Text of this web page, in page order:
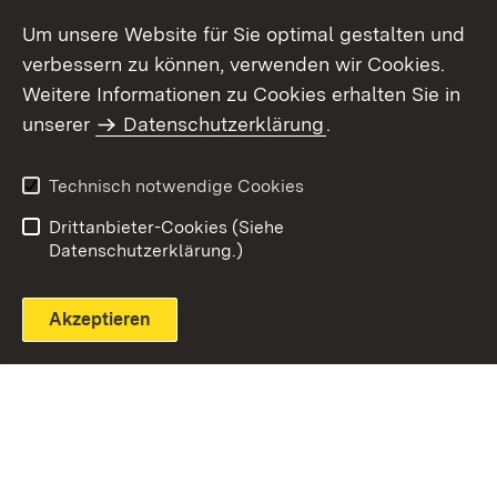
Themenübersicht
Um unsere Website für Sie optimal gestalten und
verbessern zu können, verwenden wir Cookies.
Weitere Informationen zu Cookies erhalten Sie in
unserer
Datenschutzerklärung.
Technisch notwendige Cookies
Drittanbieter-Cookies (Siehe
Datenschutzerklärung.)
Akzeptieren